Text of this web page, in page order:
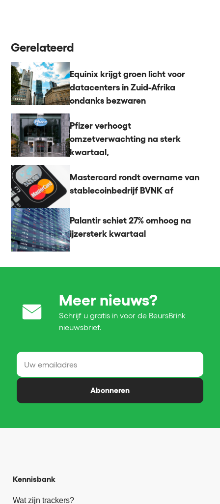
Gerelateerd
Equinix krijgt groen licht voor
datacenters in Zuid-Afrika
ondanks bezwaren
Pfizer verhoogt
omzetverwachting na sterk
kwartaal,
Mastercard rondt overname van
stablecoinbedrijf BVNK af
Palantir schiet 27% omhoog na
ijzersterk kwartaal
Meer nieuws?
Schrijf u gratis in voor de BeursBrink
nieuwsbrief.
Abonneren
Kennisbank
Wat zijn trackers?